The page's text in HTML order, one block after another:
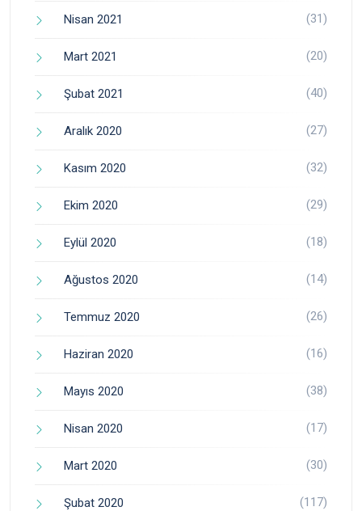
Nisan 2021 (31)
Mart 2021 (20)
Şubat 2021 (40)
Aralık 2020 (27)
Kasım 2020 (32)
Ekim 2020 (29)
Eylül 2020 (18)
Ağustos 2020 (14)
Temmuz 2020 (26)
Haziran 2020 (16)
Mayıs 2020 (38)
Nisan 2020 (17)
Mart 2020 (30)
Şubat 2020 (117)